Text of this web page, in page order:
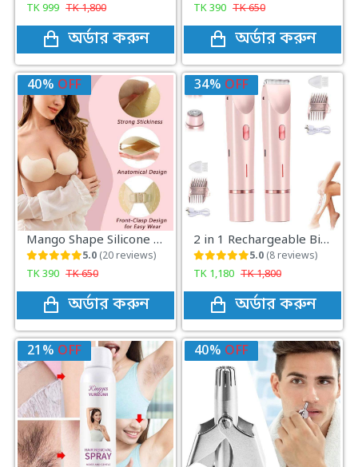
TK999 TK1,800
অর্ডার করুন
TK390 TK650
অর্ডার করুন
40% OFF
Mango Shape Silicone Chest Stickers Bra Self Adhesive Strapless
5.0 (20 reviews)
TK390 TK650
অর্ডার করুন
34% OFF
2 in 1 Rechargeable Bikini Trimmer for Women Precision Electric Shaver for Smooth Safe Hair Removal
5.0 (8 reviews)
TK 1,180 TK1,800
অর্ডার করুন
21% OFF 40% OFF